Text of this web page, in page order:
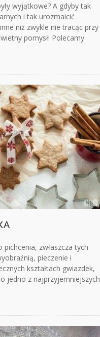
wyjątkowe? A gdyby tak
i tak urozmaicić
niż zwykle nie tracąc przy
pomysł! Polecamy
zwłaszcza tych
pieczenie i
kształtach gwiazdek,
jedno z najprzyjemniejszych